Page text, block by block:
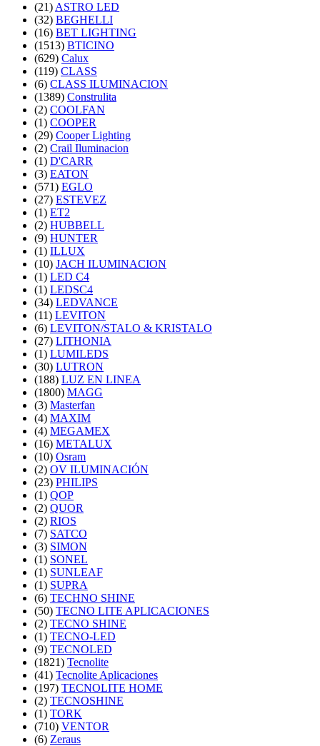
(21) ASTRO LED
(32) BEGHELLI
(16) BET LIGHTING
(1513) BTICINO
(629) Calux
(119) CLASS
(6) CLASS ILUMINACION
(1389) Construlita
(2) COOLFAN
(1) COOPER
(29) Cooper Lighting
(2) Crail Iluminacion
(1) D'CARR
(3) EATON
(571) EGLO
(27) ESTEVEZ
(1) ET2
(2) HUBBELL
(9) HUNTER
(1) ILLUX
(10) JACH ILUMINACION
(1) LED C4
(1) LEDSC4
(34) LEDVANCE
(11) LEVITON
(6) LEVITON/STALO & KRISTALO
(27) LITHONIA
(1) LUMILEDS
(30) LUTRON
(188) LUZ EN LINEA
(1800) MAGG
(3) Masterfan
(4) MAXIM
(4) MEGAMEX
(16) METALUX
(10) Osram
(2) OV ILUMINACIÓN
(23) PHILIPS
(1) QOP
(2) QUOR
(2) RIOS
(7) SATCO
(3) SIMON
(1) SONEL
(1) SUNLEAF
(1) SUPRA
(6) TECHNO SHINE
(50) TECNO LITE APLICACIONES
(2) TECNO SHINE
(1) TECNO-LED
(9) TECNOLED
(1821) Tecnolite
(41) Tecnolite Aplicaciones
(197) TECNOLITE HOME
(2) TECNOSHINE
(1) TORK
(710) VENTOR
(6) Zeraus